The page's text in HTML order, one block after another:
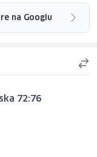
na Googlu
72:76